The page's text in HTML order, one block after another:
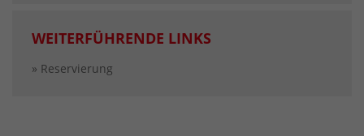
WEITERFÜHRENDE LINKS
» Reservierung